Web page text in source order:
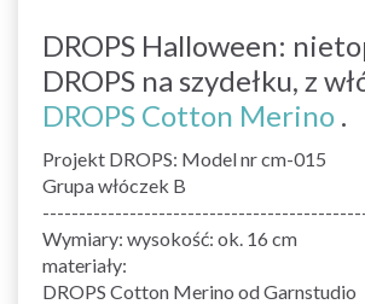
DROPS Halloween:
DROPS na szydełku, z
DROPS Cotton Merino .
Projekt DROPS: Model nr cm-015
Grupa włóczek B
Wymiary: wysokość: ok. 16 cm
materiały:
DROPS Cotton Merino od Garnstudio